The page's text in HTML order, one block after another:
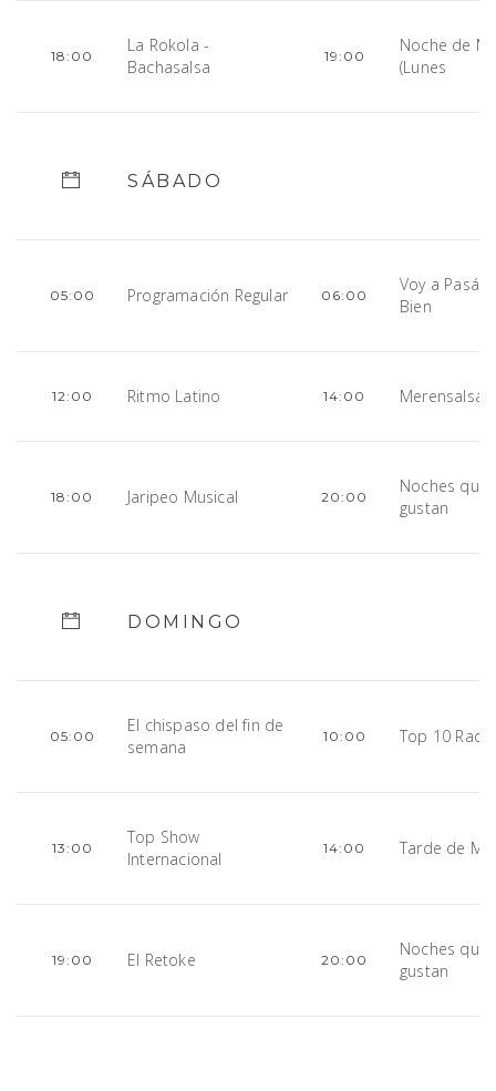
18:00
La Rokola -
Bachasalsa
19:00
Noche de
(Lunes
SÁBADO
05:00 Programación Regular 06:00
Voy a
Bien
12:00 Ritmo Latino 14:00 Merensalsa
18:00 Jaripeo Musical 20:00
Noches que
gustan
DOMINGO
05:00
El chispaso del fin de
semana
10:00 Top 10
13:00
Top Show
Internacional
14:00 Tarde de
19:00 El Retoke 20:00
Noches que
gustan